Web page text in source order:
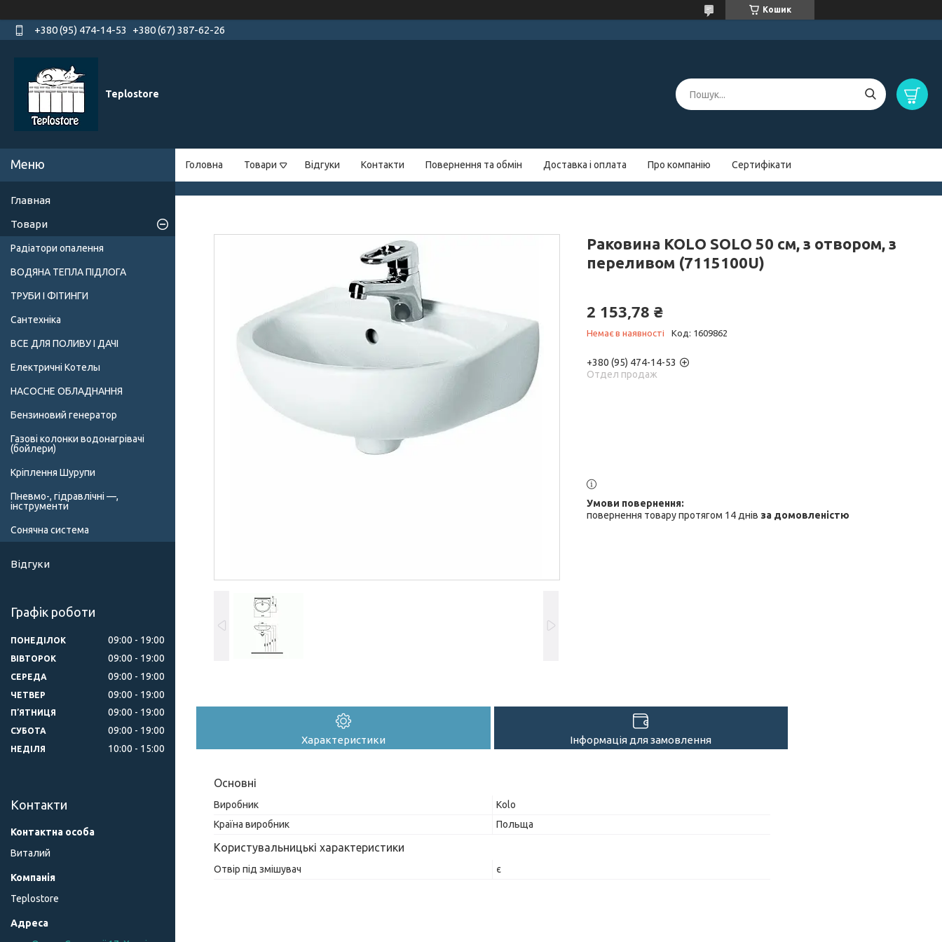
Кошик
+380 (95) 474-14-53 +380 (67) 387-62-26
Teplostore
Головна Товари Відгуки Контакти Повернення та обмін Доставка і оплата Про компанію Сертифікати
Раковина KOLO SOLO 50 см, з отвором, з
переливом (7115100U)
2 153,78 ₴
Немає в наявності Код: 1609862
+380 (95) 474-14-53
Отдел продаж
повернення товару протягом 14 днів за домовленістю
Характеристики Інформація для замовлення
Основні
Виробник
Kolo
Країна виробник
Польща
Користувальницькі характеристики
Отвір під змішувач є
Главная
Товари
Радіатори опалення
ВОДЯНА ТЕПЛА ПІДЛОГА
ТРУБИ І ФІТИНГИ
Сантехніка
ВСЕ ДЛЯ ПОЛИВУ І ДАЧІ
Електричні Котелы
НАСОСНЕ ОБЛАДНАННЯ
Бензиновий генератор
Газові колонки водонагрівачі
(бойлери)
Кріплення Шурупи
Пневмо-, гідравлічні —,
інструменти
Сонячна система
Відгуки
Графік роботи
ПОНЕДІЛОК 09:00 19:00
ВІВТОРОК 09:00 19:00
СЕРЕДА 09:00 19:00
ЧЕТВЕР 09:00 19:00
ПʼЯТНИЦЯ 09:00 19:00
СУБОТА 09:00 19:00
НЕДІЛЯ 10:00 15:00
Контакти
Виталий
Teplostore